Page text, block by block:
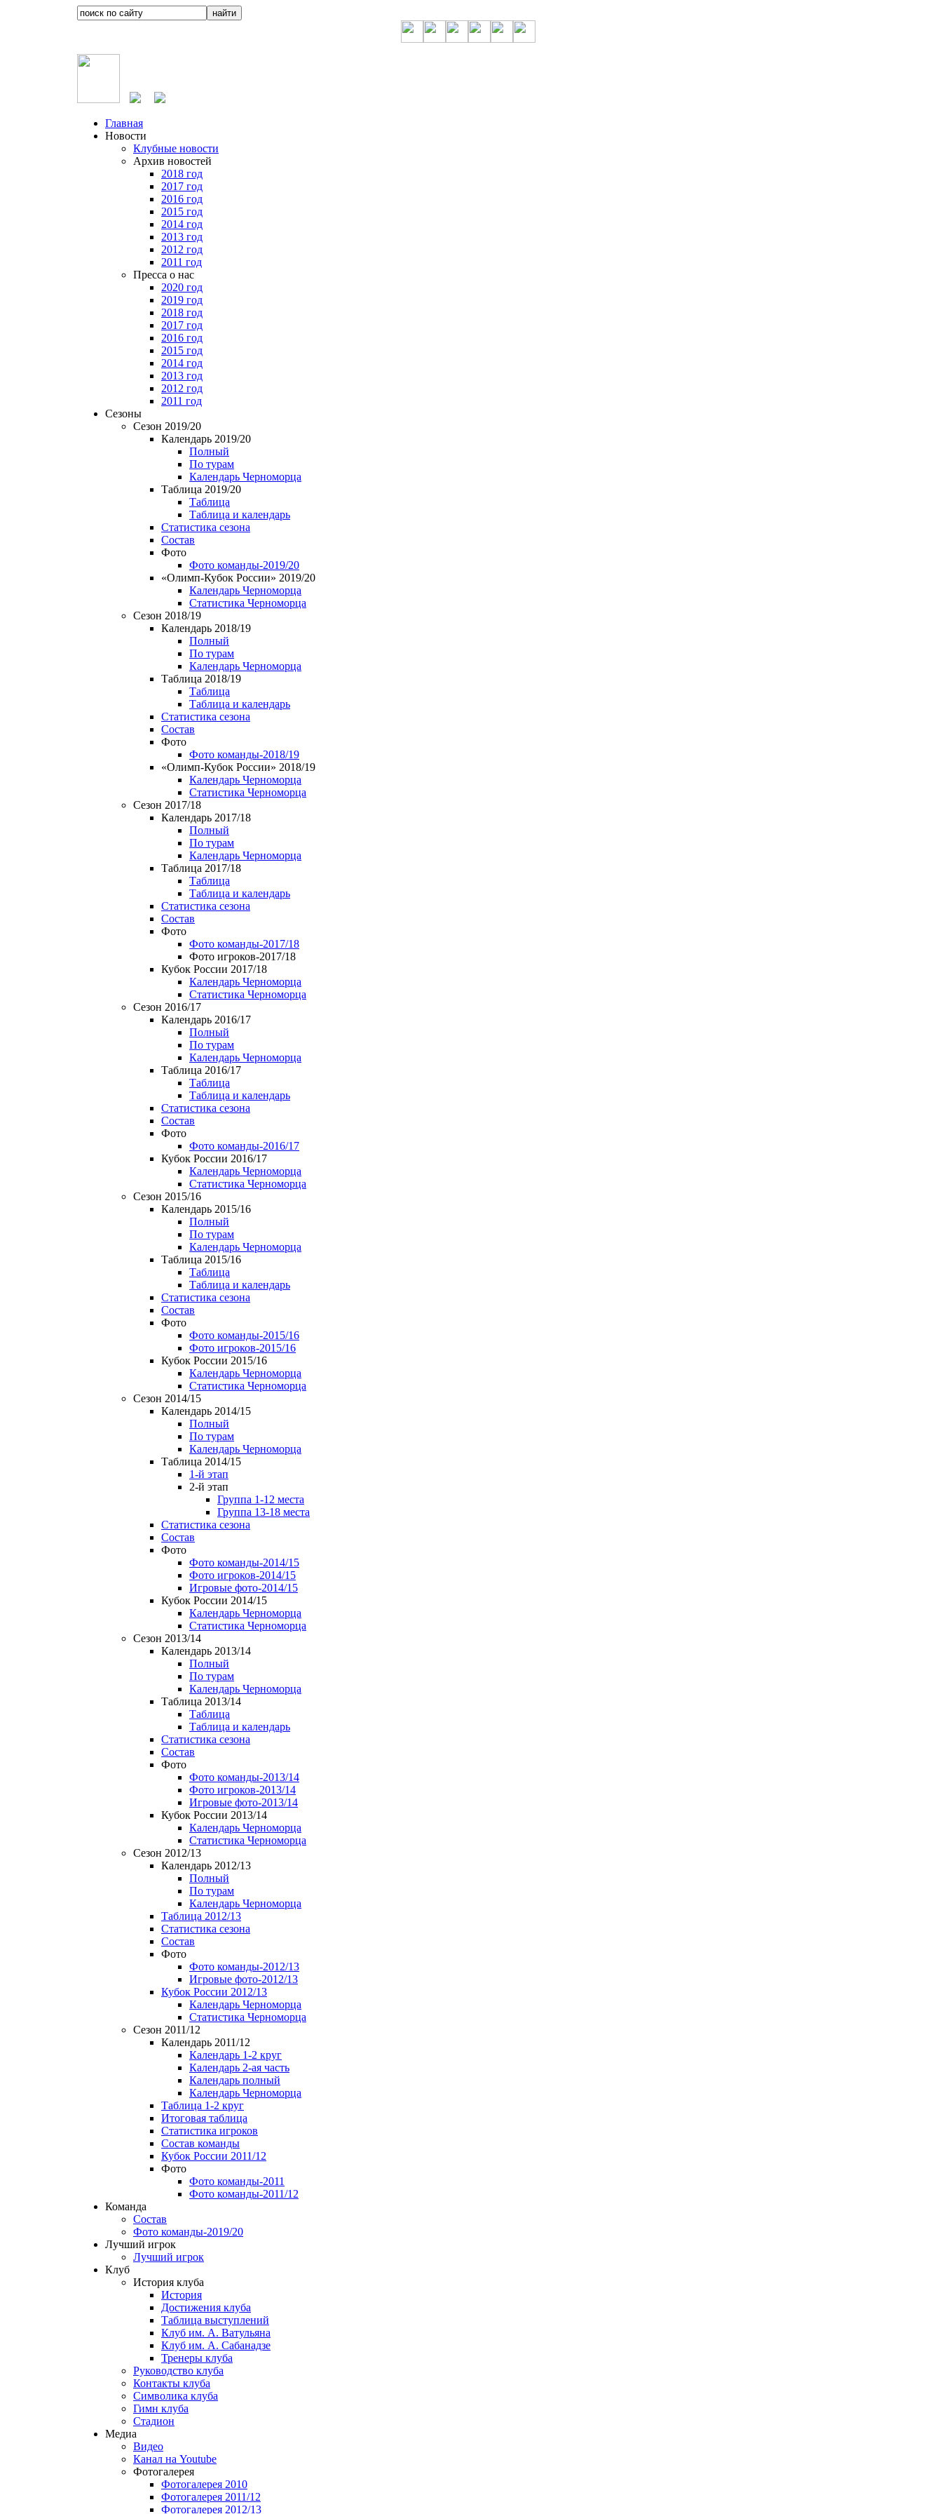
Главная
Новости
Клубные новости
Архив новостей
2018 год
2017 год
2016 год
2015 год
2014 год
2013 год
2012 год
2011 год
Пресса о нас
2020 год
2019 год
2018 год
2017 год
2016 год
2015 год
2014 год
2013 год
2012 год
2011 год
Сезоны
Сезон 2019/20
Календарь 2019/20
Полный
По турам
Календарь Черноморца
Таблица 2019/20
Таблица
Таблица и календарь
Статистика сезона
Состав
Фото
Фото команды-2019/20
«Олимп-Кубок России» 2019/20
Календарь Черноморца
Статистика Черноморца
Сезон 2018/19
Календарь 2018/19
Полный
По турам
Календарь Черноморца
Таблица 2018/19
Таблица
Таблица и календарь
Статистика сезона
Состав
Фото
Фото команды-2018/19
«Олимп-Кубок России» 2018/19
Календарь Черноморца
Статистика Черноморца
Сезон 2017/18
Календарь 2017/18
Полный
По турам
Календарь Черноморца
Таблица 2017/18
Таблица
Таблица и календарь
Статистика сезона
Состав
Фото
Фото команды-2017/18
Фото игроков-2017/18
Кубок России 2017/18
Календарь Черноморца
Статистика Черноморца
Сезон 2016/17
Календарь 2016/17
Полный
По турам
Календарь Черноморца
Таблица 2016/17
Таблица
Таблица и календарь
Статистика сезона
Состав
Фото
Фото команды-2016/17
Кубок России 2016/17
Календарь Черноморца
Статистика Черноморца
Сезон 2015/16
Календарь 2015/16
Полный
По турам
Календарь Черноморца
Таблица 2015/16
Таблица
Таблица и календарь
Статистика сезона
Состав
Фото
Фото команды-2015/16
Фото игроков-2015/16
Кубок России 2015/16
Календарь Черноморца
Статистика Черноморца
Сезон 2014/15
Календарь 2014/15
Полный
По турам
Календарь Черноморца
Таблица 2014/15
1-й этап
2-й этап
Группа 1-12 места
Группа 13-18 места
Статистика сезона
Состав
Фото
Фото команды-2014/15
Фото игроков-2014/15
Игровые фото-2014/15
Кубок России 2014/15
Календарь Черноморца
Статистика Черноморца
Сезон 2013/14
Календарь 2013/14
Полный
По турам
Календарь Черноморца
Таблица 2013/14
Таблица
Таблица и календарь
Статистика сезона
Состав
Фото
Фото команды-2013/14
Фото игроков-2013/14
Игровые фото-2013/14
Кубок России 2013/14
Календарь Черноморца
Статистика Черноморца
Сезон 2012/13
Календарь 2012/13
Полный
По турам
Календарь Черноморца
Таблица 2012/13
Статистика сезона
Состав
Фото
Фото команды-2012/13
Игровые фото-2012/13
Кубок России 2012/13
Календарь Черноморца
Статистика Черноморца
Сезон 2011/12
Календарь 2011/12
Календарь 1-2 круг
Календарь 2-ая часть
Календарь полный
Календарь Черноморца
Таблица 1-2 круг
Итоговая таблица
Статистика игроков
Состав команды
Кубок России 2011/12
Фото
Фото команды-2011
Фото команды-2011/12
Команда
Состав
Фото команды-2019/20
Лучший игрок
Лучший игрок
Клуб
История клуба
История
Достижения клуба
Таблица выступлений
Клуб им. А. Ватульяна
Клуб им. А. Сабанадзе
Тренеры клуба
Руководство клуба
Контакты клуба
Символика клуба
Гимн клуба
Стадион
Медиа
Видео
Канал на Youtube
Фотогалерея
Фотогалерея 2010
Фотогалерея 2011/12
Фотогалерея 2012/13